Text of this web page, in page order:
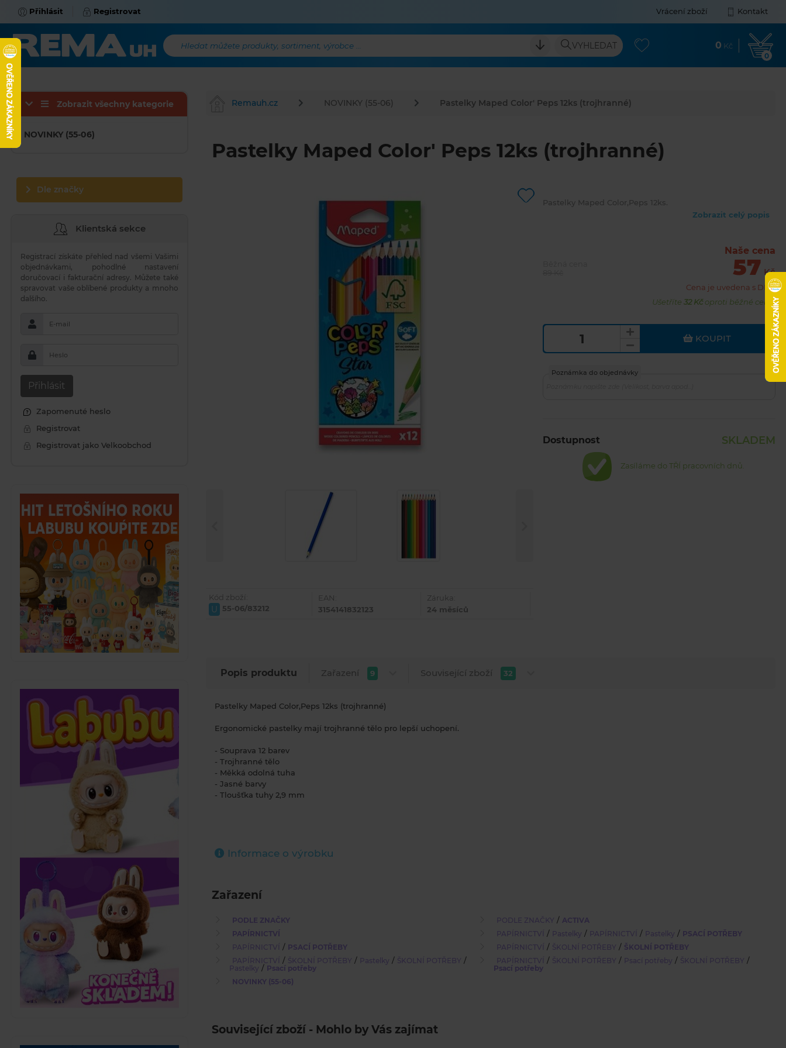
Přihlásit Registrovat Vrácení zboží Kontakt
Hledat můžete produkty, sortiment, výrobce ... VYHLEDAT 0 Kč
0
Remauh.cz NOVINKY (55-06) Pastelky Maped Color' Peps 12ks (trojhranné)
Pastelky Maped Color' Peps 12ks (trojhranné)
Kód zboží:
U 55-06/83212
EAN:
3154141832123
Záruka:
24 měsíců
Pastelky Maped Color‚Peps 12ks.
Zobrazit celý popis
Naše cena
57 Kč
Cena je uvedena s DPH
Ušetříte 32 Kčoproti běžné ceně.
KOUPIT
Poznámka do objednávky
Dostupnost SKLADEM
Zasíláme do TŘÍ pracovních dnů.
Popis produktu Zařazení 9 Související zboží 32
Pastelky Maped Color‚Peps 12ks (trojhranné)
Ergonomické pastelky mají trojhranné tělo pro lepší uchopení.
- Souprava 12 barev
- Trojhranné tělo
- Měkká odolná tuha
- Jasné barvy
- Tloušťka tuhy 2,9 mm
Informace o výrobku
Zařazení
PODLE ZNAČKY PODLE ZNAČKY / ACTIVA
PAPÍRNICTVÍ
PAPÍRNICTVÍ / Pastelky / PAPÍRNICTVÍ / Pastelky / PSACÍ POTŘEBY
PAPÍRNICTVÍ / PSACÍ POTŘEBY PAPÍRNICTVÍ / ŠKOLNÍ POTŘEBY / ŠKOLNÍ POTŘEBY
PAPÍRNICTVÍ / ŠKOLNÍ POTŘEBY / Pastelky / ŠKOLNÍ POTŘEBY /
Pastelky / Psací potřeby
PAPÍRNICTVÍ / ŠKOLNÍ POTŘEBY / Psací potřeby / ŠKOLNÍ POTŘEBY /
Psací potřeby
NOVINKY (55-06)
Související zboží - Mohlo by Vás zajímat
Zobrazit všechny kategorie
NOVINKY (55-06)
Dle značky
Klientská sekce
Registrací získáte přehled nad všemi Vašimi
objednávkami, pohodlné nastavení
doručovací i fakturační adresy. Můžete také
spravovat vaše oblíbené produkty a mnoho
dalšího.
E-mail
Heslo
Přihlásit
Zapomenuté heslo
Registrovat
Registrovat jako Velkoobchod